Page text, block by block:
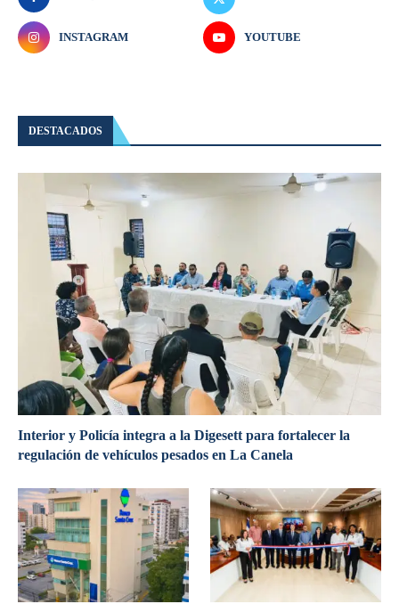
INSTAGRAM YOUTUBE
DESTACADOS
Interior y Policía integra a la Digesett para fortalecer la
regulación de vehículos pesados en La Canela